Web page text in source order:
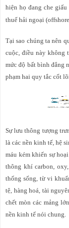
hiện họ đang che
thuế hải ngoại
Tại sao chúng ta nên
cuộc, điều này không
mức độ bất bình đẳng
phạm hai quy tắc cốt
Sự lưu thông tượng
là các nền kinh tế, hệ
máu kém khiến sự
thông khí carbon,
thống sống, từ vi
tệ, hàng hoá, tài
chết mòn các mảng
nền kinh tế nói chung.